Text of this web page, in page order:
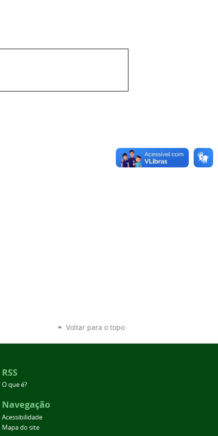
Voltar para o topo
RSS
O que é?
Navegação
Acessibilidade
Mapa do site